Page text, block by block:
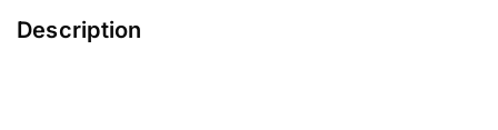
Description